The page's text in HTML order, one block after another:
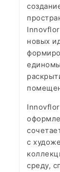
новых
с
среду,